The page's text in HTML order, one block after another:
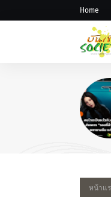
Home
หน้าแ